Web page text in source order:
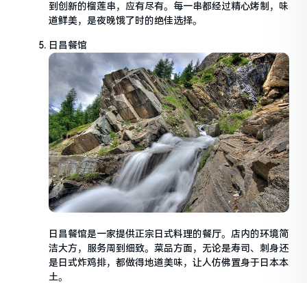
到创新的榴莲串，应有尽有。每一串都经过精心烤制，味
道鲜美，是夜晚饿了时的绝佳选择。
日昌餐馆
日昌餐馆是一家提供正宗日式料理的餐厅。店内的环境简
洁大方，服务周到细致。菜品方面，无论是寿司、刺身还
是日式炸鸡排，都做得地道美味，让人仿佛置身于日本本
土。